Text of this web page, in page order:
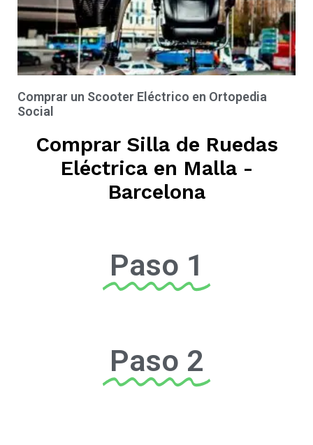
Comprar un Scooter Eléctrico en Ortopedia
Social
Comprar Silla de Ruedas
Eléctrica en Malla -
Barcelona
Paso 1
Paso 2